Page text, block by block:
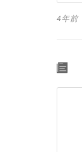
4年前